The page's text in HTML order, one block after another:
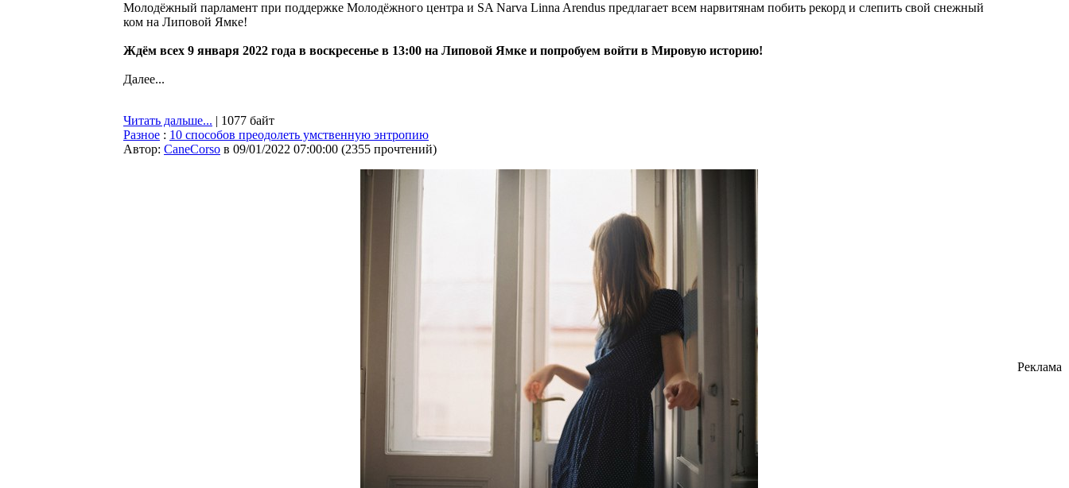
Молодёжный парламент при поддержке Молодёжного центра и SA Narva Linna Arendus предлагает всем нарвитянам побить рекорд и слепить свой снежный
ком на Липовой Ямке!
Ждём всех 9 января 2022 года в воскресенье в 13:00 на Липовой Ямке и попробуем войти в Мировую историю!
Далее...
Читать дальше... | 1077 байт
Разное : 10 способов преодолеть умственную энтропию
Автор: CaneCorso в 09/01/2022 07:00:00 (2355 прочтений)
Реклама